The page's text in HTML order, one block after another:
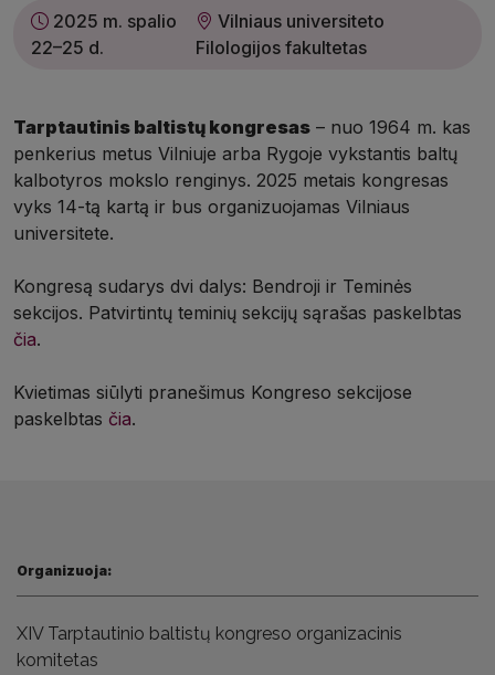
2025 m. spalio
22–25 d.
Vilniaus universiteto
Filologijos fakultetas
Tarptautinis baltistų kongresas – nuo 1964 m. kas
penkerius metus Vilniuje arba Rygoje vykstantis baltų
kalbotyros mokslo renginys. 2025 metais kongresas
vyks 14-tą kartą ir bus organizuojamas Vilniaus
universitete.
Kongresą sudarys dvi dalys: Bendroji ir Teminės
sekcijos. Patvirtintų teminių sekcijų sąrašas paskelbtas
čia.
Kvietimas siūlyti pranešimus Kongreso sekcijose
paskelbtas čia.
Organizuoja:
XIV Tarptautinio baltistų kongreso organizacinis
komitetas